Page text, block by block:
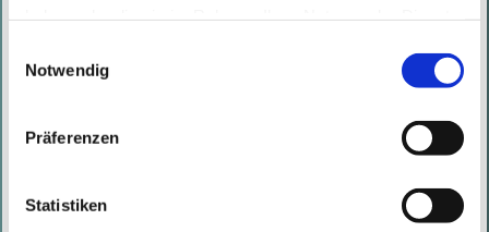
Einwilligung nicht nur von uns, sondern auch von
Drittanbietern Daten verarbeitet, die ihren Sitz teilweise in
Notwendig
Präferenzen
Statistiken
If you're building or selling
digital products in the EU, now’s
the time to act. As we covered in
Resilience Act Passed – What’s
Read More